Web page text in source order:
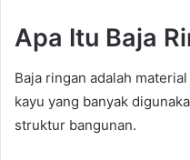
Apa Itu Baja
Baja ringan adalah
kayu yang banyak
struktur bangunan.